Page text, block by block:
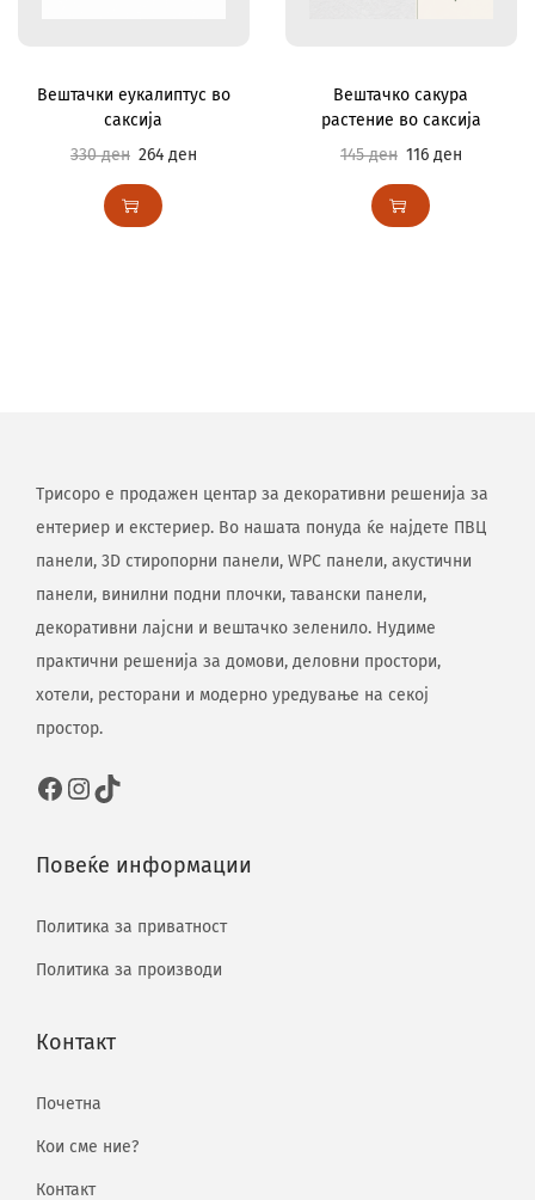
Вештачки еукалиптус во
саксија
330ден 264 ден
Вештачко сакура
растение во саксија
145ден 116 ден
Трисоро е продажен центар за декоративни решенија за
ентериер и екстериер. Во нашата понуда ќе најдете ПВЦ
панели, 3D стиропорни панели, WPC панели, акустични
панели, винилни подни плочки, тавански панели,
декоративни лајсни и вештачко зеленило. Нудиме
практични решенија за домови, деловни простори,
хотели, ресторани и модерно уредување на секој
простор.
Повеќе информации
Политика за приватност
Политика за производи
Контакт
Почетна
Кои сме ние?
Контакт